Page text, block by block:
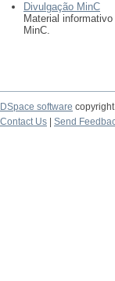
Divulgação MinC
Material
MinC.
DSpace software
Contact Us
Send